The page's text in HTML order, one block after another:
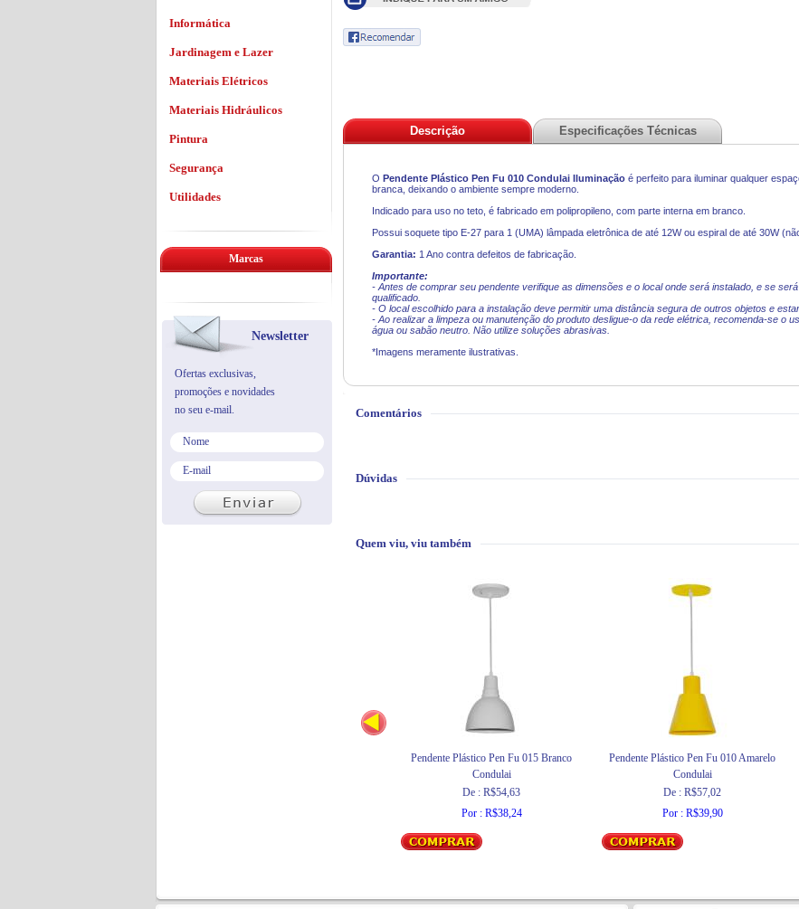
Descrição Especificações Técnicas
O Pendente Plástico Pen Fu 010 Condulai Iluminação é perfeito para iluminar qualquer
branca, deixando o ambiente sempre moderno.
Indicado para uso no teto, é fabricado em polipropileno, com parte interna em branco.
Possui soquete tipo E-27 para 1 (UMA) lâmpada eletrônica de até 12W ou espiral de até 30W
Garantia: 1 Ano contra defeitos de fabricação.
Importante:
- Antes de comprar seu pendente verifique as dimensões e o local onde será instalado, e se
qualificado.
- O local escolhido para a instalação deve permitir uma distância segura de outros objetos e
- Ao realizar a limpeza ou manutenção do produto desligue-o da rede elétrica, recomenda-se o
água ou sabão neutro. Não utilize soluções abrasivas.
*Imagens meramente ilustrativas.
Comentários
Dúvidas
Quem viu, viu também
Pendente Plástico Pen Fu 015 Branco
Condulai
De : R$54,63
Por : R$38,24
Pendente Plástico Pen Fu 010 Amarelo
Condulai
De : R$57,02
Por : R$39,90
Informática
Jardinagem e Lazer
Materiais Elétricos
Materiais Hidráulicos
Pintura
Segurança
Utilidades
Marcas
Newsletter
Ofertas exclusivas,
promoções e novidades
no seu e-mail.